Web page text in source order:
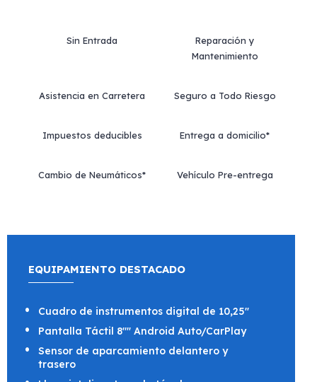
Sin Entrada
Reparación y
Mantenimiento
Asistencia en Carretera Seguro a Todo Riesgo
Impuestos deducibles Entrega a domicilio*
Cambio de Neumáticos* Vehículo Pre-entrega
EQUIPAMIENTO DESTACADO
Cuadro de instrumentos digital de 10,25"
Pantalla Táctil 8"" Android Auto/CarPlay
Sensor de aparcamiento delantero y
trasero